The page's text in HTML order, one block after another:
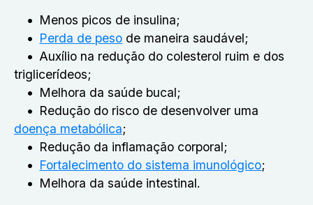
Menos picos de insulina;
Perda de peso de maneira saudável;
Auxílio na redução do colesterol ruim e dos
triglicerídeos;
Melhora da saúde bucal;
Redução do risco de desenvolver uma
doença metabólica;
Redução da inflamação corporal;
Fortalecimento do sistema imunológico;
Melhora da saúde intestinal.